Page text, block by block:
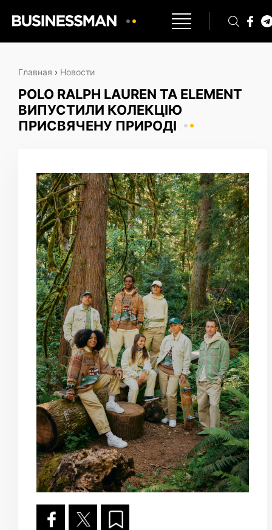
Главная › Новости
POLO RALPH LAUREN ТА ELEMENT
ВИПУСТИЛИ КОЛЕКЦІЮ
ПРИСВЯЧЕНУ ПРИРОДІ